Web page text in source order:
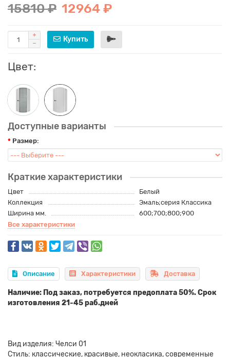
15810 ₽ 12964 ₽
Купить
Цвет:
Доступные варианты
Размер:
Краткие характеристики
Цвет
Белый
Коллекция
Эмаль;серия Классика
Ширина мм.
600;700;800;900
Все характеристики
Описание Характеристики Доставка
Наличие: Под заказ, потребуется предоплата 50%. Срок
изготовления 21-45 раб.дней
Вид изделия: Челси 01
Стиль: классические, красивые, неокласика, современные